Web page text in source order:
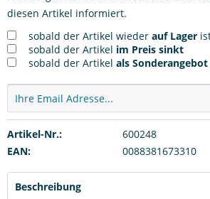
diesen Artikel informiert.
sobald der Artikel wieder auf Lager
sobald der Artikel im Preis sinkt
sobald der Artikel als Sonderangebot
Artikel-Nr.:
600248
EAN:
0088381673310
Beschreibung